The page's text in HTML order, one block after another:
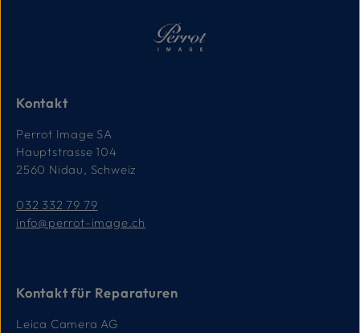
Kontakt
Perrot Image SA
Hauptstrasse 104
2560 Nidau, Schweiz
032 332 79 79
info@perrot-image.ch
Kontakt für Reparaturen
Leica Camera AG